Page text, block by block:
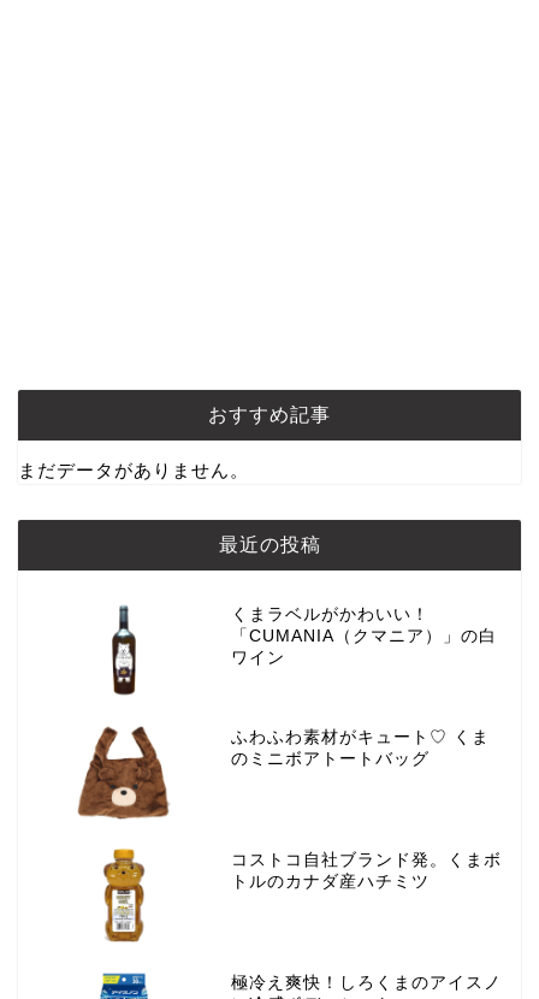
おすすめ記事
まだデータがありません。
最近の投稿
くまラベルがかわいい！
「CUMANIA（クマニア）」の白
ワイン
ふわふわ素材がキュート♡ くま
のミニボアトートバッグ
コストコ自社ブランド発。くまボ
トルのカナダ産ハチミツ
極冷え爽快！しろくまのアイスノ